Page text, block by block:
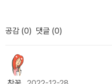
에 유령 가족이 보입니다. [유령
옆에 빈칸이 있는데요. 바로 이 그
이었습니다. 저자가 박연철 작가
던 것이죠. 이런 기발한 생각을 하
라는 감탄을 하면서 책을 펼치게
공감 (0) 댓글 (0)